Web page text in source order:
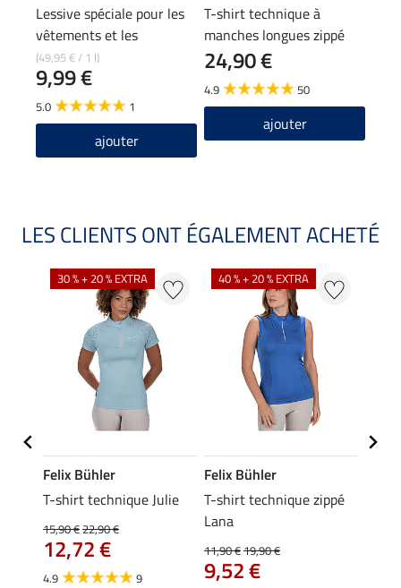
Lessive spéciale pour les
vêtements et les
pantalons d'équitation
(49,95 € / 1 l)
9,99 €
5.0 1
ajouter
T-shirt technique à
manches longues zippé
Sofie
24,90 €
4.9 50
ajouter
LES CLIENTS ONT ÉGALEMENT ACHETÉ
30 % + 20 % EXTRA
Felix Bühler
T-shirt technique Julie
15,90 €22,90 €
12,72 €
4.9 9
40 % + 20 % EXTRA
Felix Bühler
T-shirt technique zippé
Lana
11,90 €19,90 €
9,52 €